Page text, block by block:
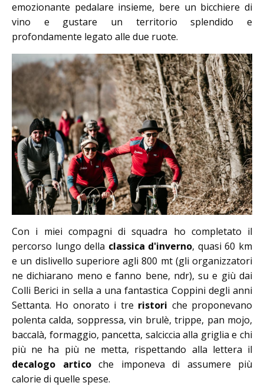
emozionante pedalare insieme, bere un bicchiere di
vino e gustare un territorio splendido e
profondamente legato alle due ruote.
Con i miei compagni di squadra ho completato il
percorso lungo della classica d'inverno, quasi 60 km
e un dislivello superiore agli 800 mt (gli organizzatori
ne dichiarano meno e fanno bene, ndr), su e giù dai
Colli Berici in sella a una fantastica Coppini degli anni
Settanta. Ho onorato i tre ristori che proponevano
polenta calda, soppressa, vin brulè, trippe, pan mojo,
baccalà, formaggio, pancetta, salciccia alla griglia e chi
più ne ha più ne metta, rispettando alla lettera il
decalogo articoche imponeva di assumere più
calorie di quelle spese.